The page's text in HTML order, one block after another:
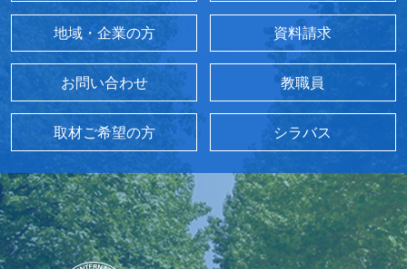
地域・企業の方 資料請求
お問い合わせ 教職員
取材ご希望の方 シラバス